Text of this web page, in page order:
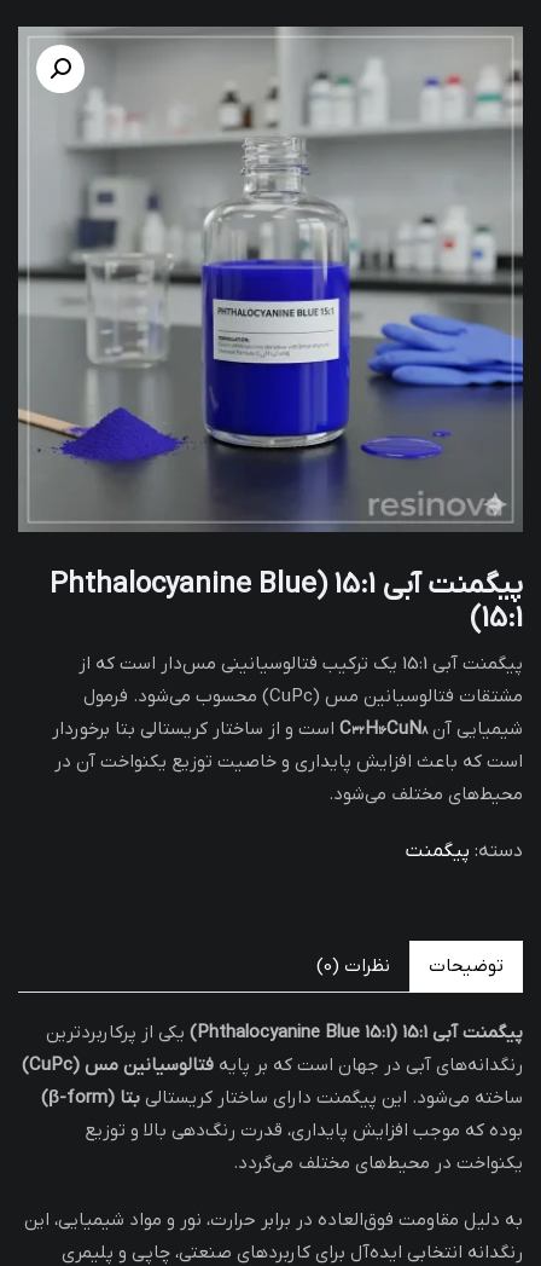
پیگمنت آبی 15:1 (Phthalocyanine Blue
15:1)
پیگمنت آبی 15:1 یک ترکیب فتالوسیانینی مس‌دار است که از
مشتقات فتالوسیانین مس (CuPc) محسوب می‌شود. فرمول
شیمیایی آنC₃₂H₁₆CuN₈ است و از ساختار کریستالی بتا برخوردار
است که باعث افزایش پایداری و خاصیت توزیع یکنواخت آن در
محیط‌های مختلف می‌شود.
دسته: پیگمنت
توضیحات نظرات (0)
پیگمنت آبی 15:1 (Phthalocyanine Blue 15:1)
یکی از پرکاربردترین
رنگدانه‌های آبی در جهان است که بر پایه فتالوسیانین مس (CuPc)
ساخته می‌شود. این پیگمنت دارای ساختار کریستالی بتا (β-form)
بوده که موجب افزایش پایداری، قدرت رنگ‌دهی بالا و توزیع
یکنواخت در محیط‌های مختلف می‌گردد.
به دلیل مقاومت فوق‌العاده در برابر حرارت، نور و مواد شیمیایی، این
رنگدانه انتخابی ایده‌آل برای کاربردهای صنعتی، چاپی و پلیمری